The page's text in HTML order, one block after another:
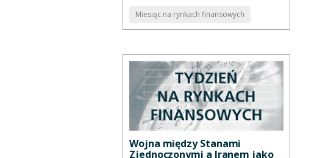
Miesiąc na rynkach finansowych
Wojna między Stanami
Zjednoczonymi a Iranem jako